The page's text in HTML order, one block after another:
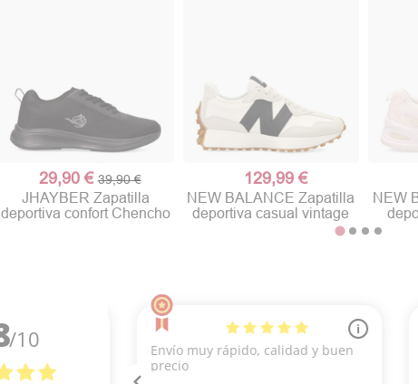
29,90 €39,90 €
JHAYBER Zapatilla
deportiva confort Chencho
129,99 €
NEW BALANCE Zapatilla
deportiva casual vintage
NEW